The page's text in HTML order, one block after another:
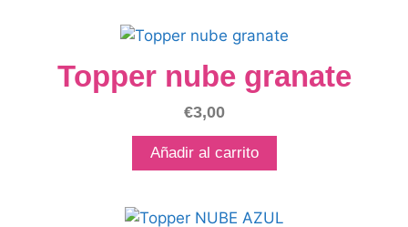
Topper nube granate
€3,00
Añadir al carrito